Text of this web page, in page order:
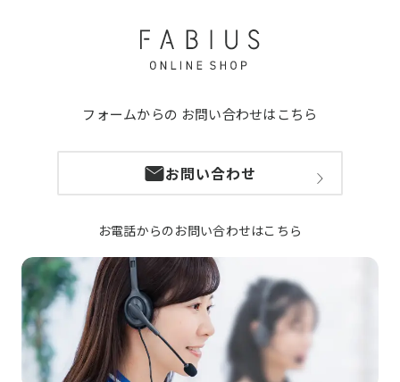
フォームからの お問い合わせはこちら
お問い合わせ
お電話からのお問い合わせはこちら